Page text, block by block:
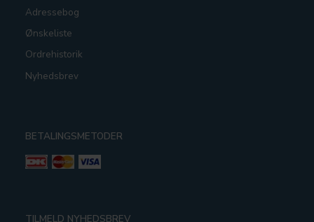
Adressebog
Ønskeliste
Ordrehistorik
Nyhedsbrev
BETALINGSMETODER
TILMELD NYHEDSBREV